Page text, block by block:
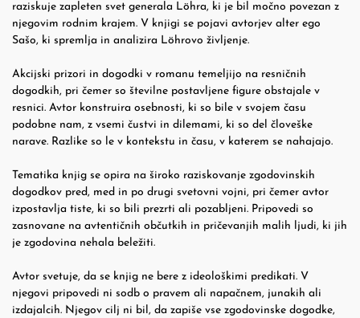
raziskuje zapleten svet generala Löhra, ki je bil močno povezan z
njegovim rodnim krajem. V knjigi se pojavi avtorjev alter ego
Sašo, ki spremlja in analizira Löhrovo življenje.
Akcijski prizori in dogodki v romanu temeljijo na resničnih
dogodkih, pri čemer so številne postavljene figure obstajale v
resnici. Avtor konstruira osebnosti, ki so bile v svojem času
podobne nam, z vsemi čustvi in dilemami, ki so del človeške
narave. Razlike so le v kontekstu in času, v katerem se nahajajo.
Tematika knjig se opira na široko raziskovanje zgodovinskih
dogodkov pred, med in po drugi svetovni vojni, pri čemer avtor
izpostavlja tiste, ki so bili prezrti ali pozabljeni. Pripovedi so
zasnovane na avtentičnih občutkih in pričevanjih malih ljudi, ki jih
je zgodovina nehala beležiti.
Avtor svetuje, da se knjig ne bere z ideološkimi predikati. V
njegovi pripovedi ni sodb o pravem ali napačnem, junakih ali
izdajalcih. Njegov cilj ni bil, da zapiše vse zgodovinske dogodke,